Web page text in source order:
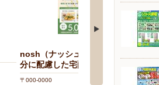
nosh（ナッシュ）ヘルシー・糖質と塩
分に配慮した宅配食サイト
〒000-0000